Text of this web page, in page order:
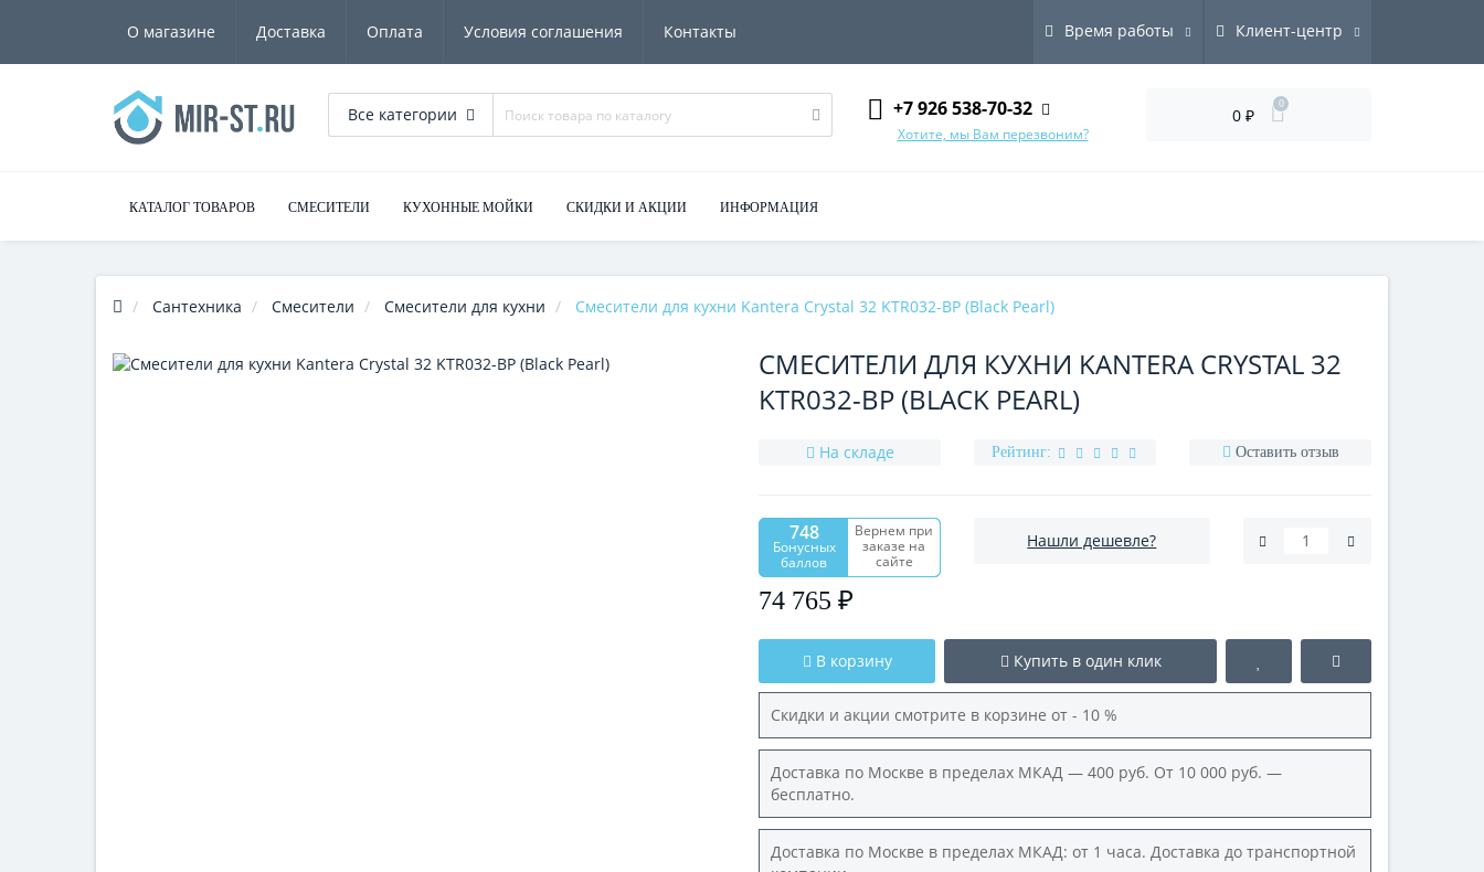
О магазине Доставка Оплата Условия соглашения Контакты Время работы Клиент-центр
Все категории +7 926 538-70-32
Хотите, мы Вам перезвоним?
0 ₽
0
КАТАЛОГ ТОВАРОВ СМЕСИТЕЛИ КУХОННЫЕ МОЙКИ СКИДКИ И АКЦИИ ИНФОРМАЦИЯ
Сантехника Смесители Смесители для кухни Смесители для кухни Kantera Crystal 32 KTR032-BP (Black Pearl)
СМЕСИТЕЛИ ДЛЯ КУХНИ KANTERA CRYSTAL 32
KTR032-BP (BLACK PEARL)
На складе Рейтинг: Оставить отзыв
748
Бонусных
баллов
Вернем при
заказе на
сайте
74 765 ₽
Нашли дешевле?
В корзину Купить в один клик
Скидки и акции смотрите в корзине от - 10 %
Доставка по Москве в пределах МКАД — 400 руб. От 10 000 руб. —
бесплатно.
Доставка по Москве в пределах МКАД: от 1 часа. Доставка до транспортной